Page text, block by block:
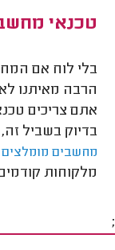
טכנאי
בלי לוח אם
הרבה מאיתנו
אתם צריכים
בדיוק בשביל
מחשבים מומלצים
מלקוחות
;